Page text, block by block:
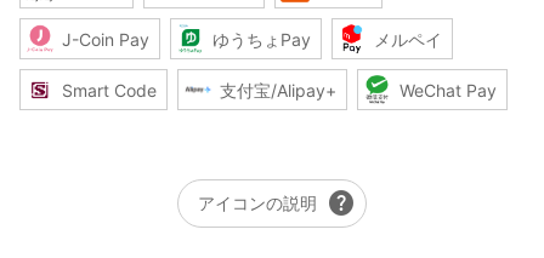
J-Coin Pay ゆうちょPay メルペイ
Smart Code 支付宝/Alipay+ WeChat Pay
アイコンの説明 help